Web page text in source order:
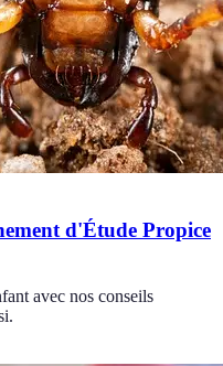
d'Étude Propice
avec nos conseils